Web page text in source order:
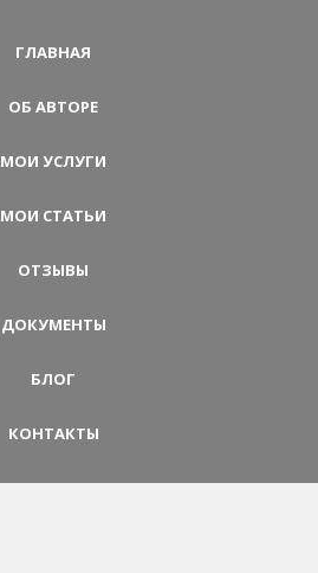
ГЛАВНАЯ
ОБ АВТОРЕ
МОИ УСЛУГИ
МОИ СТАТЬИ
ОТЗЫВЫ
ДОКУМЕНТЫ
БЛОГ
КОНТАКТЫ